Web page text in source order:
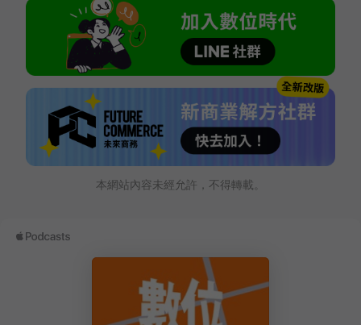
本網站內容未經允許，不得轉載。